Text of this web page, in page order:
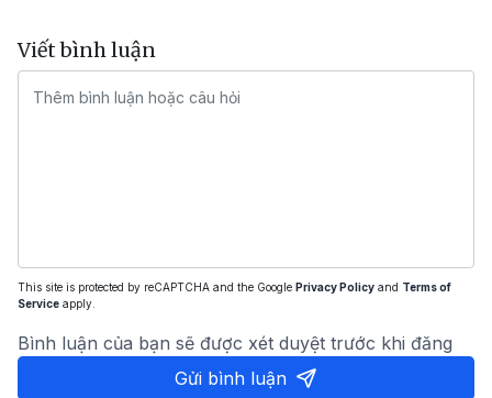
Viết bình luận
This site is protected by reCAPTCHA and the Google Privacy Policy and Terms of
Service apply.
Bình luận của bạn sẽ được xét duyệt trước khi đăng
Gửi bình luận